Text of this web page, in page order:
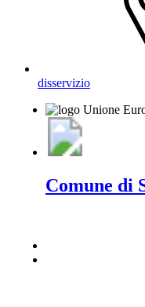
disservizio
Comune di